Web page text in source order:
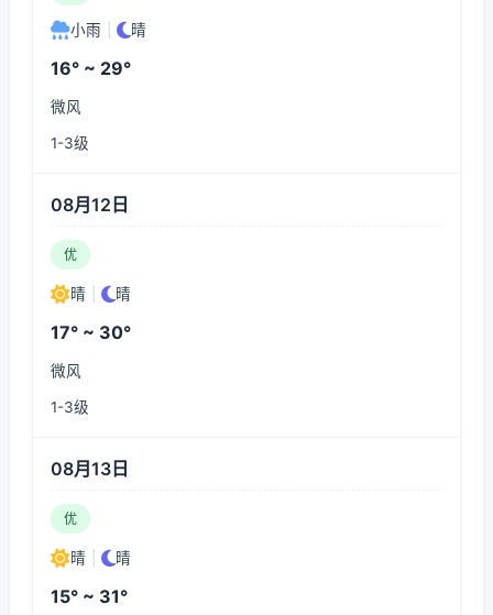
小雨 晴
16° ~ 29°
微风
1-3级
08月12日
优
晴 晴
17° ~ 30°
微风
1-3级
08月13日
优
晴 晴
15° ~ 31°